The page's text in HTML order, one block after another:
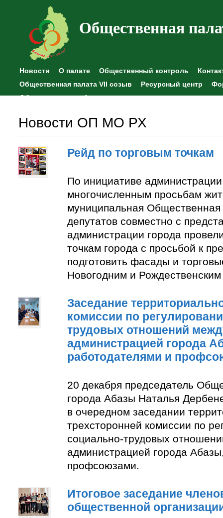
Общественная
Новости О палате Общественный контроль
Общественная палата VII созыв
Ресурсный центр
Общественные наблюдения
Новости ОП МО РХ
Рейд по торговым точкам
По инициативе
многочисленным просьбам
муниципальная Общественная
депутатов совместно с
администрации города
точкам города с просьбой к
подготовить фасады и
Новогодним и
Заседание
комиссии по
трудовых отношений
администрацией города
работодателями и
20 декабря председатель
города Абазы Наталья
в очередном заседании
трехсторонней комиссии по
социально-трудовых
администрацией города
профсоюзами.
Итоговое заседание
общественной